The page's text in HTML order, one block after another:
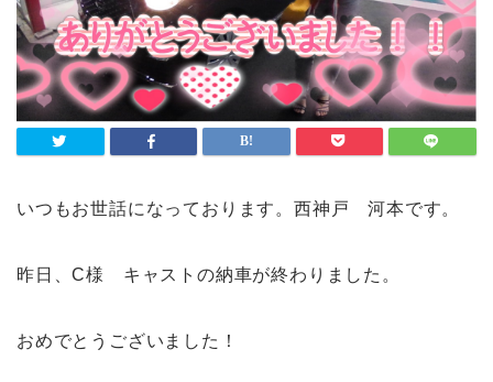
いつもお世話になっております。西神戸 河本です。
昨日、C様 キャストの納車が終わりました。
おめでとうございました！